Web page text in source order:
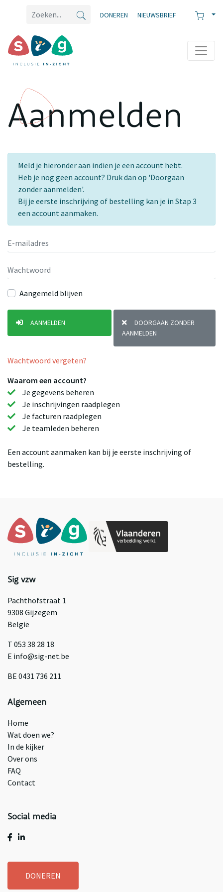
DONEREN NIEUWSBRIEF
Aanmelden
Meld je hieronder aan indien je een account hebt.
Heb je nog geen account? Druk dan op 'Doorgaan
zonder aanmelden'.
Bij je eerste inschrijving of bestelling kan je in Stap 3
een account aanmaken.
Aangemeld blijven
AANMELDEN
DOORGAAN ZONDER
AANMELDEN
Wachtwoord vergeten?
Waarom een account?
Je gegevens beheren
Je inschrijvingen raadplegen
Je facturen raadplegen
Je teamleden beheren
Een account aanmaken kan bij je eerste inschrijving of
bestelling.
Sig vzw
Pachthofstraat 1
9308 Gijzegem
België
T 053 38 28 18
E info@sig-net.be
BE 0431 736 211
Algemeen
Home
Wat doen we?
In de kijker
Over ons
FAQ
Contact
Social media
DONEREN